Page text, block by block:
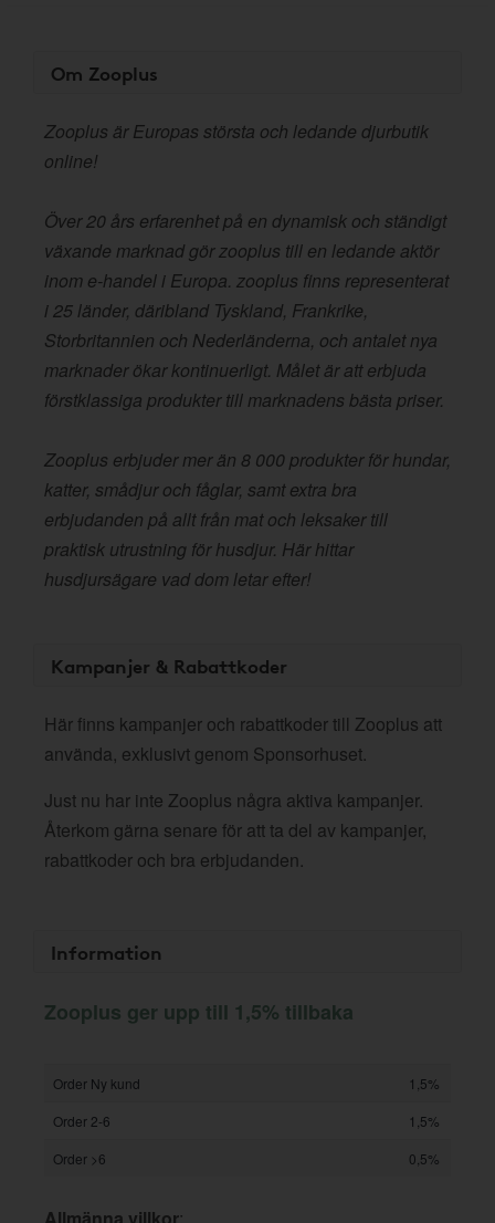
Om Zooplus
Zooplus är Europas största och ledande djurbutik
online!
Över 20 års erfarenhet på en dynamisk och ständigt
växande marknad gör zooplus till en ledande aktör
inom e-handel i Europa. zooplus finns representerat
i 25 länder, däribland Tyskland, Frankrike,
Storbritannien och Nederländerna, och antalet nya
marknader ökar kontinuerligt. Målet är att erbjuda
förstklassiga produkter till marknadens bästa priser.
Zooplus erbjuder mer än 8 000 produkter för hundar,
katter, smådjur och fåglar, samt extra bra
erbjudanden på allt från mat och leksaker till
praktisk utrustning för husdjur. Här hittar
husdjursägare vad dom letar efter!
Kampanjer & Rabattkoder
Här finns kampanjer och rabattkoder till Zooplus att
använda, exklusivt genom Sponsorhuset.
Just nu har inte Zooplus några aktiva kampanjer.
Återkom gärna senare för att ta del av kampanjer,
rabattkoder och bra erbjudanden.
Information
Zooplus ger upp till 1,5% tillbaka
Order Ny kund
1,5%
Order 2-6
1,5%
Order >6
0,5%